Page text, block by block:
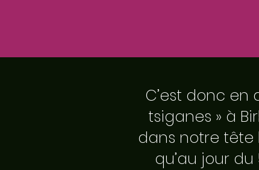
C’est donc en
tsiganes » à
dans notre
qu’au jour